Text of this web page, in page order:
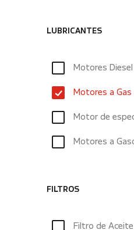
LUBRICANTES
Motores Diesel
Motores a Gas
Motor de
Motores a
FILTROS
Filtro de Aceite